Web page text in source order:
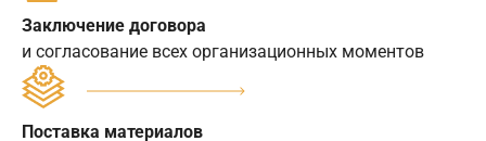
Заключение договора
и согласование всех организационных моментов
Поставка материалов